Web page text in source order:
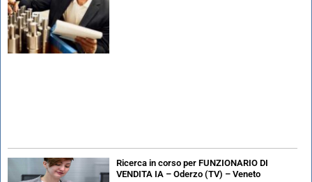
Ricerca in corso per FUNZIONARIO DI
VENDITA IA – Oderzo (TV) – Veneto